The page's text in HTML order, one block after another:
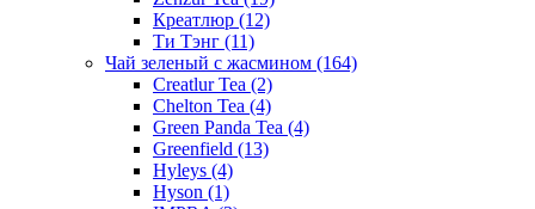
Креатлюр (12)
Ти Тэнг (11)
Чай зеленый с жасмином (164)
Creatlur Tea (2)
Chelton Tea (4)
Green Panda Tea (4)
Greenfield (13)
Hyleys (4)
Hyson (1)